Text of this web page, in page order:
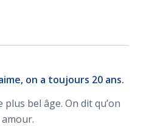
on a toujours 20 ans.
bel âge. On dit qu’on